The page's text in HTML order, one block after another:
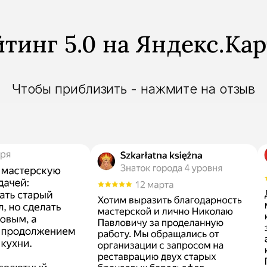
5.0 на
Чтобы приблизить - нажмите на отзыв